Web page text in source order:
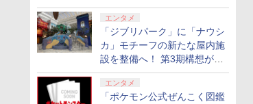
ロする夏のスパークル」がス
タート
エンタメ
「ジブリパーク」に「ナウシ
カ」モチーフの新たな屋内施
設を整備へ！ 第3期構想が公
開
エンタメ
「ポケモン公式ぜんこく図鑑